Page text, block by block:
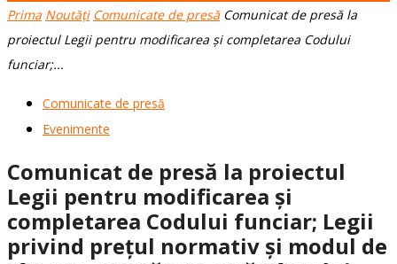
Prima Noutăți Comunicate de presă Comunicat de presă la
proiectul Legii pentru modificarea și completarea Codului
funciar;...
Comunicate de presă
Evenimente
Comunicat de presă la proiectul
Legii pentru modificarea și
completarea Codului funciar; Legii
privind prețul normativ și modul de